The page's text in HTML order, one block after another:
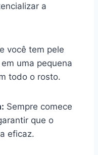
a
você tem pele
uma pequena
todo o rosto.
Sempre comece
que o
eficaz.